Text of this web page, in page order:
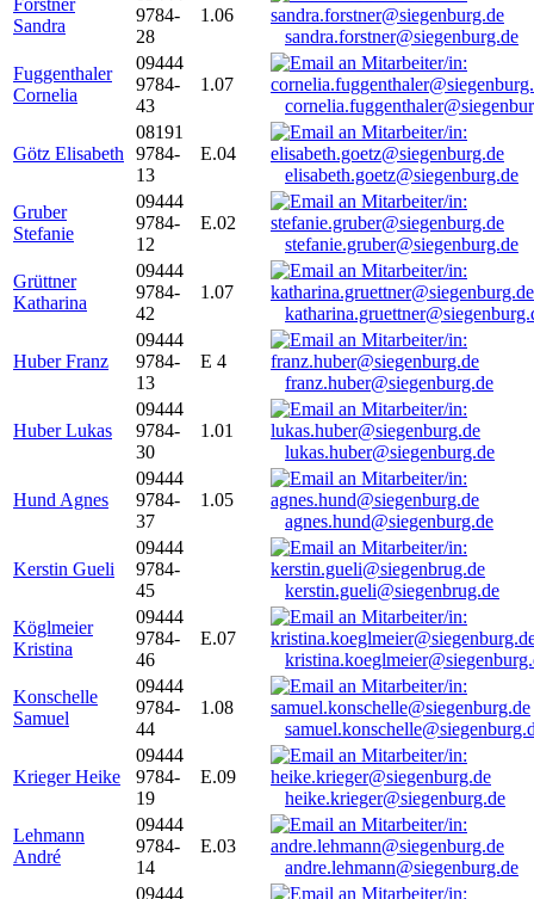
Forstner
Sandra
9784-
28
1.06
sandra.forstner@siegenburg.de
Fuggenthaler
Cornelia
09444
9784-
43
1.07
Götz Elisabeth
08191
9784-
13
E.04
elisabeth.goetz@siegenburg.de
Gruber
Stefanie
09444
9784-
12
E.02
stefanie.gruber@siegenburg.de
Grüttner
Katharina
09444
9784-
42
1.07
Huber Franz
09444
9784-
13
E 4
franz.huber@siegenburg.de
Huber Lukas
09444
9784-
30
1.01
lukas.huber@siegenburg.de
Hund Agnes
09444
9784-
37
1.05
agnes.hund@siegenburg.de
Kerstin Gueli
09444
9784-
45
kerstin.gueli@siegenbrug.de
Köglmeier
Kristina
09444
9784-
46
E.07
Konschelle
Samuel
09444
9784-
44
1.08
Krieger Heike
09444
9784-
19
E.09
heike.krieger@siegenburg.de
Lehmann
André
09444
9784-
14
E.03
andre.lehmann@siegenburg.de
09444